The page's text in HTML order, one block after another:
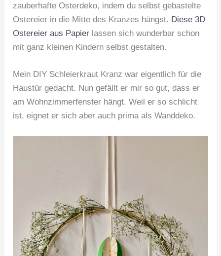
zauberhafte Osterdeko, indem du selbst gebastelte
Ostereier in die Mitte des Kranzes hängst. Diese 3D
Ostereier aus Papier lassen sich wunderbar schon
mit ganz kleinen Kindern selbst gestalten.
Mein DIY Schleierkraut Kranz war eigentlich für die
Haustür gedacht. Nun gefällt er mir so gut, dass er
am Wohnzimmerfenster hängt. Weil er so schlicht
ist, eignet er sich aber auch prima als Wanddeko.